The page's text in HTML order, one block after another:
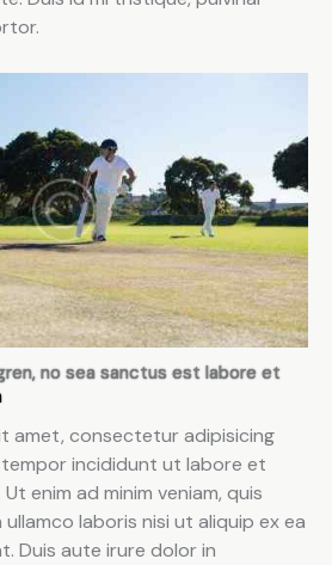
no sea sanctus est labore et
amet, consectetur adipisicing
incididunt ut labore et
enim ad minim veniam, quis
laboris nisi ut aliquip ex ea
Duis aute irure dolor in